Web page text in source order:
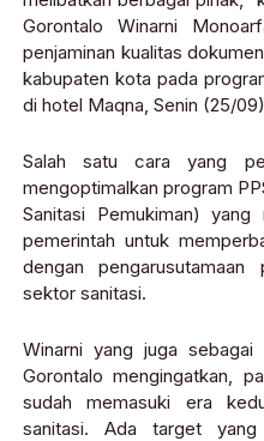
Gorontalo Winarni
penjaminan kualitas
kabupaten kota pada
di hotel Maqna, Senin (25/
Salah satu cara yang
mengoptimalkan program
Sanitasi Pemukiman)
pemerintah untuk
dengan
sektor sanitasi.
Winarni yang juga sebagai
Gorontalo mengingatkan,
sudah memasuki era
sanitasi. Ada target yang